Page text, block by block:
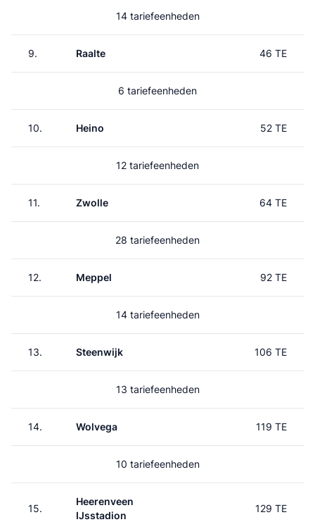
14 tariefeenheden
9. Raalte 46 TE
6 tariefeenheden
10. Heino 52 TE
12 tariefeenheden
11. Zwolle 64 TE
28 tariefeenheden
12. Meppel 92 TE
14 tariefeenheden
13. Steenwijk 106 TE
13 tariefeenheden
14. Wolvega 119 TE
10 tariefeenheden
15.
Heerenveen
IJsstadion
129 TE